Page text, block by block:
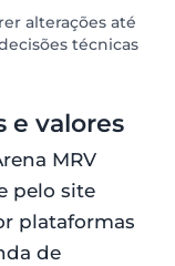
alterações até
técnicas
e valores
MRV
pelo site
plataformas
de